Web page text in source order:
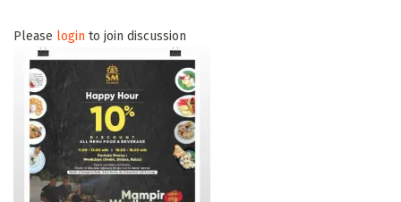
Please login to join discussion